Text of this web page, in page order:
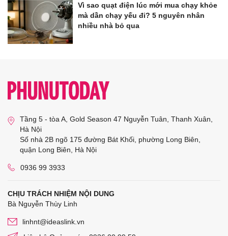
Vì sao quạt điện lúc mới mua chạy khỏe
mà dần chạy yếu đi? 5 nguyên nhân
nhiều nhà bỏ qua
Tầng 5 - tòa A, Gold Season 47 Nguyễn Tuân, Thanh Xuân,
Hà Nội
Số nhà 2B ngõ 175 đường Bát Khối, phường Long Biên,
quận Long Biên, Hà Nội
0936 99 3933
CHỊU TRÁCH NHIỆM NỘI DUNG
Bà Nguyễn Thùy Linh
linhnt@ideaslink.vn